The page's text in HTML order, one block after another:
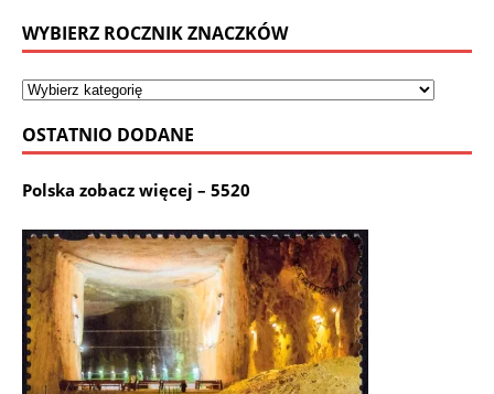
WYBIERZ ROCZNIK ZNACZKÓW
OSTATNIO DODANE
Polska zobacz więcej – 5520